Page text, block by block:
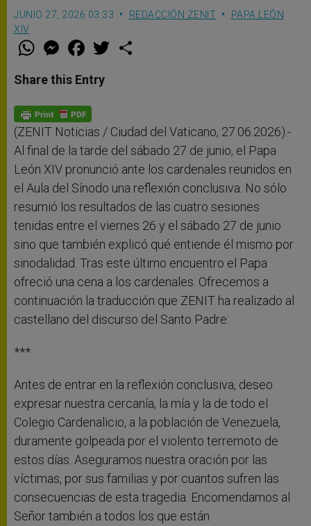
JUNIO 27, 2026 03:33 REDACCIÓN ZENIT
PAPA LEÓN
XIV
W
t
s
p
p
M
e
s
e
g
e
r
F
a
e
b
o
k
w
Share this Entry
(ZENIT Noticias / Ciudad del Vaticano, 27.06.2026).-
Al final de la tarde del sábado 27 de junio, el Papa
León XIV pronunció ante los cardenales reunidos en
el Aula del Sínodo una reflexión conclusiva. No sólo
resumió los resultados de las cuatro sesiones
tenidas entre el viernes 26 y el sábado 27 de junio
sino que también explicó qué entiende él mismo por
sinodalidad. Tras este último encuentro el Papa
ofreció una cena a los cardenales. Ofrecemos a
continuación la traducción que ZENIT ha realizado al
castellano del discurso del Santo Padre:
***
Antes de entrar en la reflexión conclusiva, deseo
expresar nuestra cercanía, la mía y la de todo el
Colegio Cardenalicio, a la población de Venezuela,
duramente golpeada por el violento terremoto de
estos días. Aseguramos nuestra oración por las
víctimas, por sus familias y por cuantos sufren las
consecuencias de esta tragedia. Encomendamos al
Señor también a todos los que están